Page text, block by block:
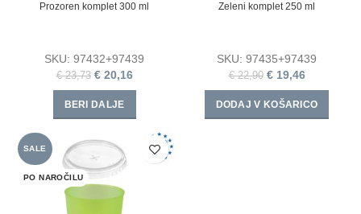
Prozoren komplet 300 ml
SKU: 97432+97439
€23,73 € 20,16
BERI DALJE
Zeleni komplet 250 ml
SKU: 97435+97439
€22,90 € 19,46
DODAJ V KOŠARICO
SALE
PO NAROČILU